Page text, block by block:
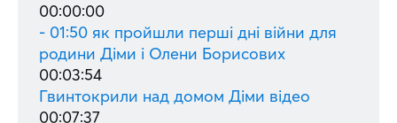
00:00:00
- 01:50 як пройшли перші дні війни для
родини Діми і Олени Борисових
00:03:54
Гвинтокрили над домом Діми відео
00:07:37